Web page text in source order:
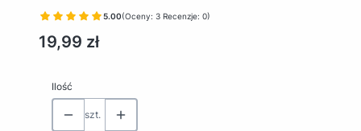
5.00(Oceny: 3 Recenzje: 0)
Cena
19,99 zł
Ilość
szt.